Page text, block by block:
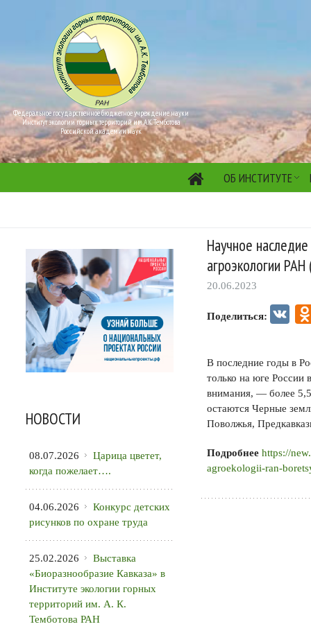
Федеральное государственное бюджетное учреждение науки
Институт экологии горных территорий им. А.К. Темботова
Российской академии наук
ОБ ИНСТИТУТЕ
Научное
агроэкологии
20.06.2023
Поделиться: VK
В последние годы в
только на юге
внимания, — более
остаются Черные
Поволжья,
Подробнее https://
agroekologii-ran-
НОВОСТИ
08.07.2026
Царица цветет,
когда пожелает….
04.06.2026
Конкурс детских
рисунков по охране труда
25.02.2026
Выставка
«Биоразнообразие Кавказа» в
Институте экологии горных
территорий им. А. К.
Темботова РАН